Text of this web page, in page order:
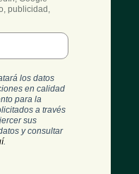
publicidad,
los datos
en calidad
para la
a través
sus
y consultar
.